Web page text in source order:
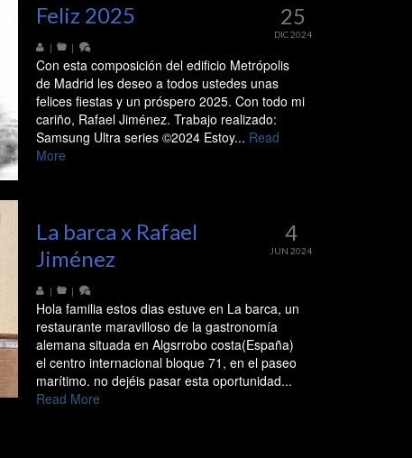
25
DIC 2024
Feliz 2025
| |
Con esta composición del edificio Metrópolis
de Madrid les deseo a todos ustedes unas
felices fiestas y un próspero 2025. Con todo mi
cariño, Rafael Jiménez. Trabajo realizado:
Samsung Ultra series ©2024 Estoy... Read
More
4
JUN 2024
La barca x Rafael
Jiménez
| |
Hola familia estos dias estuve en La barca, un
restaurante maravilloso de la gastronomía
alemana situada en Algsrrobo costa(España)
el centro internacional bloque 71, en el paseo
marítimo. no dejéis pasar esta oportunidad...
Read More